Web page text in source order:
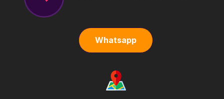
Whatsapp